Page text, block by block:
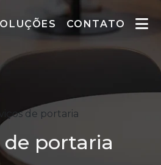
CONTATO
de portaria
de portaria